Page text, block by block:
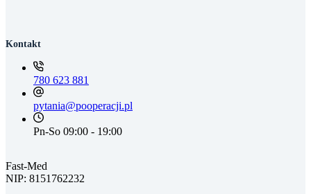
Kontakt
780 623 881
pytania@pooperacji.pl
Pn-So 09:00 - 19:00
Fast-Med
NIP: 8151762232